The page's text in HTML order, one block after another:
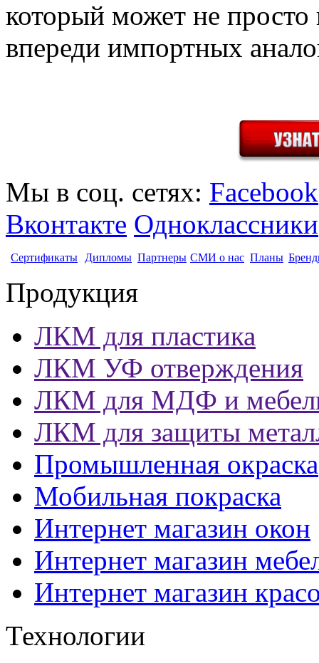
который может не
впереди импортных
Мы в соц. сетях: Facebook
Вконтакте Одноклассники
Сертификаты Дипломы Партнеры СМИ о нас Планы
Продукция
ЛКМ для пластика
ЛКМ УФ отверждения
ЛКМ для МДФ и
ЛКМ для защиты
Промышленная окраска
Мобильная покраска
Интернет магазин окон
Интернет магазин
Интернет магазин
Технологии